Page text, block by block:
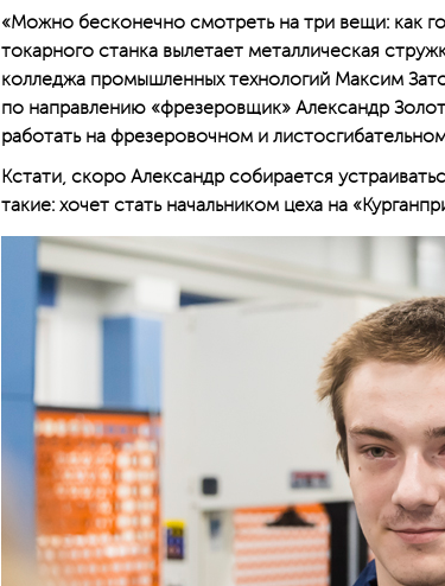
«Можно бесконечно смотреть на три вещи: как
токарного станка вылетает металлическая
колледжа промышленных технологий Максим
по направлению «фрезеровщик» Александр
работать на фрезеровочном и
Кстати, скоро Александр собирается
такие: хочет стать начальником цеха на